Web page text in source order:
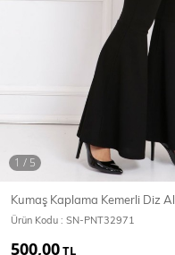
Mont &
T-SHİRT & BLUZ
T-Shirt
Kumaş Kaplama Kemerli Diz
Ürün Kodu : SN-PNT32971
500,00TL